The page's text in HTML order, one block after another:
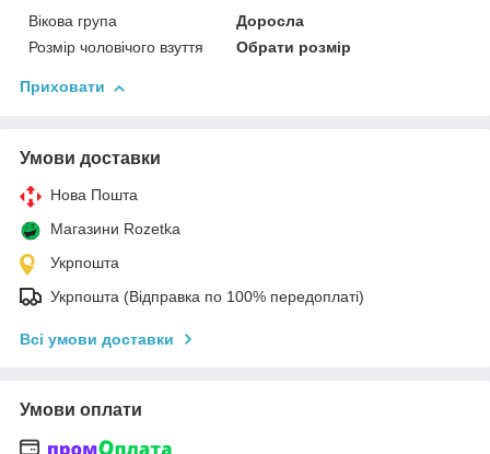
Вікова група
Доросла
Розмір чоловічого взуття
Обрати розмір
Приховати
Умови доставки
Нова Пошта
Магазини Rozetka
Укрпошта
Укрпошта (Відправка по 100% передоплаті)
Всі умови доставки
Умови оплати